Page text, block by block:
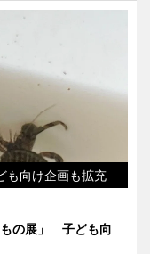
向け企画も拡充
の展」 子ども向